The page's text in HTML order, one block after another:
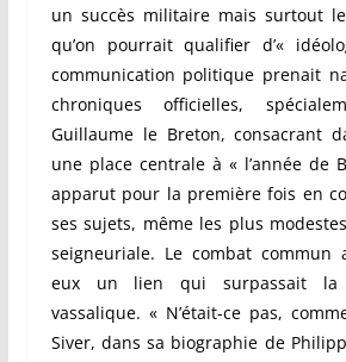
un succès militaire mais surtout
qu’on pourrait qualifier d’«
communication politique prenait
chroniques officielles,
Guillaume le Breton, consacrant
une place centrale à « l’année de
apparut pour la première fois en
ses sujets, même les plus
seigneuriale. Le combat commun
eux un lien qui surpassait la
vassalique. « N’était-ce pas,
Siver, dans sa biographie de